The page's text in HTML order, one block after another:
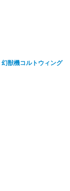
獣機コルトウィング